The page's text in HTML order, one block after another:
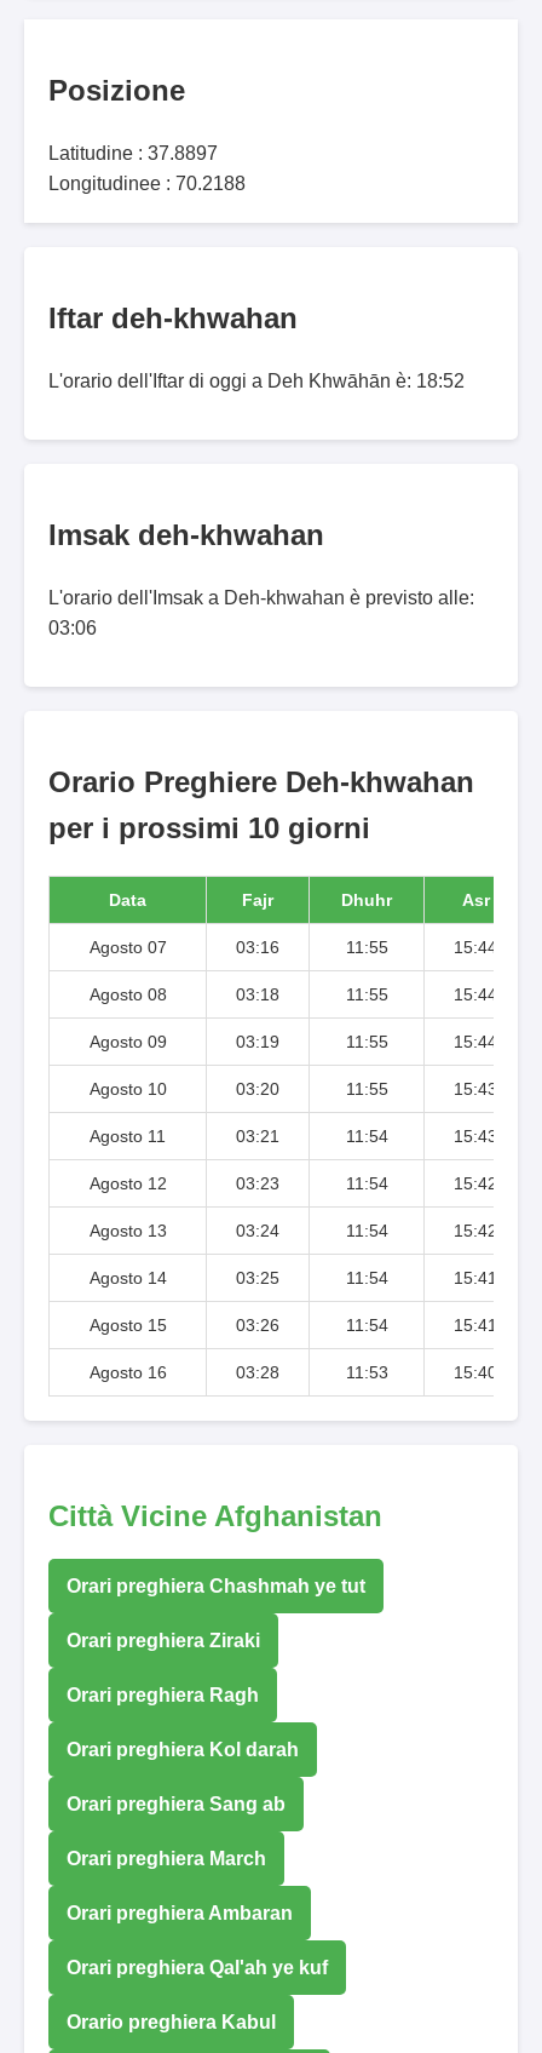
Posizione
Latitudine : 37.8897
Longitudinee : 70.2188
Iftar deh-khwahan
L'orario dell'Iftar di oggi a Deh Khwāhān è: 18:52
Imsak deh-khwahan
L'orario dell'Imsak a Deh-khwahan è previsto alle:
03:06
Orario Preghiere Deh-khwahan
per i prossimi 10 giorni
Data Fajr Dhuhr Asr
Agosto 07 03:16 11:55 15:44
Agosto 08 03:18 11:55 15:44
Agosto 09 03:19 11:55 15:44
Agosto 10 03:20 11:55 15:43
Agosto 11 03:21 11:54 15:43
Agosto 12 03:23 11:54 15:42
Agosto 13 03:24 11:54 15:42
Agosto 14 03:25 11:54 15:41
Agosto 15 03:26 11:54 15:41
Agosto 16 03:28 11:53 15:40
Città Vicine Afghanistan
Orari preghiera Chashmah ye tut
Orari preghiera Ziraki
Orari preghiera Ragh
Orari preghiera Kol darah
Orari preghiera Sang ab
Orari preghiera March
Orari preghiera Ambaran
Orari preghiera Qal'ah ye kuf
Orario preghiera Kabul